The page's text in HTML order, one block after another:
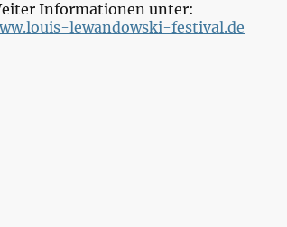
Informationen unter:
lewandowski-festival.de